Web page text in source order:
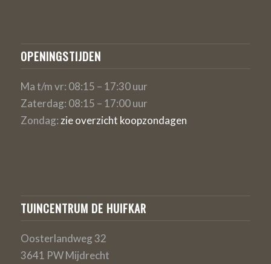
OPENINGSTIJDEN
Ma t/m vr: 08:15 – 17:30 uur
Zaterdag: 08:15 – 17:00 uur
Zondag: zie overzicht koopzondagen
TUINCENTRUM DE HUIFKAR
Oosterlandweg 32
3641 PW Mijdrecht